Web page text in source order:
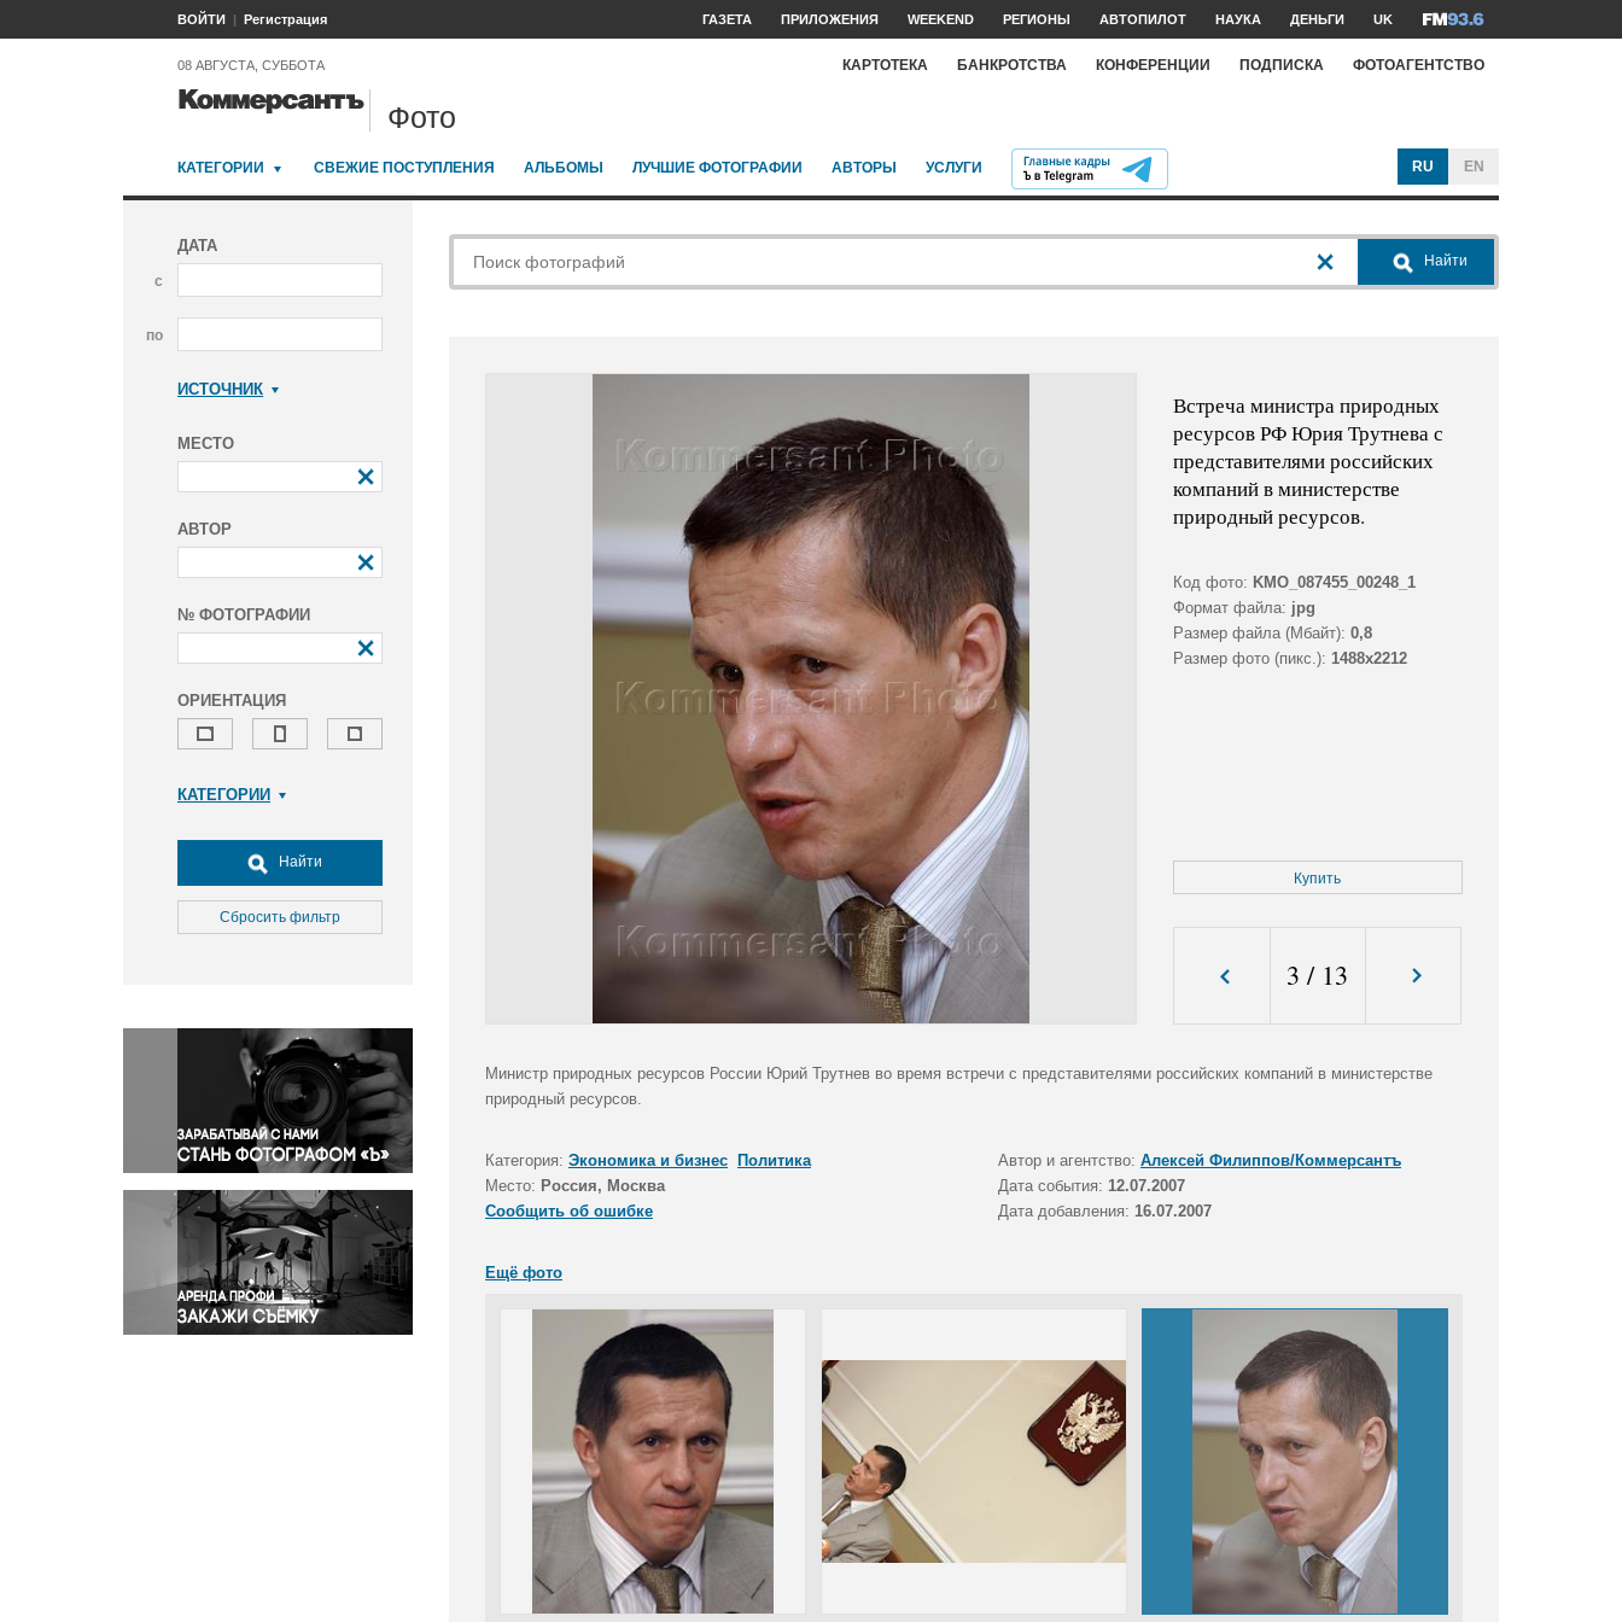
ВОЙТИ Регистрация ГАЗЕТА ПРИЛОЖЕНИЯ WEEKEND РЕГИОНЫ АВТОПИЛОТ НАУКА ДЕНЬГИ UK
08 АВГУСТА, СУББОТА КАРТОТЕКА БАНКРОТСТВА КОНФЕРЕНЦИИ ПОДПИСКА ФОТОАГЕНТСТВО
Фото
КАТЕГОРИИ СВЕЖИЕ ПОСТУПЛЕНИЯ АЛЬБОМЫ ЛУЧШИЕ ФОТОГРАФИИ АВТОРЫ УСЛУГИ RU EN
ДАТА
с
по
ИСТОЧНИК
МЕСТО
АВТОР
№ ФОТОГРАФИИ
ОРИЕНТАЦИЯ
КАТЕГОРИИ
Досуг, туризм и отдых
Культура
Медицина
Окружающая среда
Политика
Правосудие
Происшествия и конфликты
Религия
Светская жизнь
Спорт
Экология
Экономика и бизнес
Найти
Сбросить фильтр
Найти
Встреча министра природных
ресурсов РФ Юрия Трутнева с
представителями российских
компаний в министерстве
природный ресурсов.
Код фото: KMO_087455_00248_1
Формат файла: jpg
Размер файла (Мбайт): 0,8
Размер фото (пикс.): 1488x2212
Купить
3 / 13
Министр природных ресурсов России Юрий Трутнев во время встречи с представителями российских компаний в министерстве
природный ресурсов.
Категория: Экономика и бизнес Политика Автор и агентство: Алексей Филиппов/Коммерсантъ
Место: Россия, Москва Дата события: 12.07.2007
Сообщить об ошибке
Дата добавления: 16.07.2007
Ещё фото